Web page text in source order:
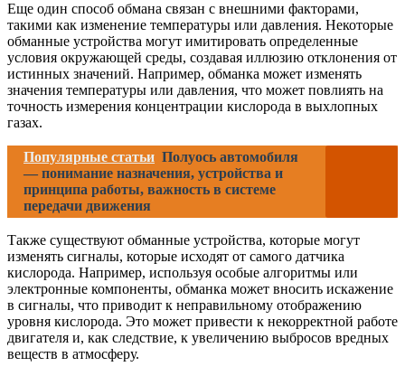
Еще один способ обмана связан с внешними факторами,
такими как изменение температуры или давления. Некоторые
обманные устройства могут имитировать определенные
условия окружающей среды, создавая иллюзию отклонения от
истинных значений. Например, обманка может изменять
значения температуры или давления, что может повлиять на
точность измерения концентрации кислорода в выхлопных
газах.
Популярные статьи Полуось автомобиля
— понимание назначения, устройства и
принципа работы, важность в системе
передачи движения
Также существуют обманные устройства, которые могут
изменять сигналы, которые исходят от самого датчика
кислорода. Например, используя особые алгоритмы или
электронные компоненты, обманка может вносить искажение
в сигналы, что приводит к неправильному отображению
уровня кислорода. Это может привести к некорректной работе
двигателя и, как следствие, к увеличению выбросов вредных
веществ в атмосферу.